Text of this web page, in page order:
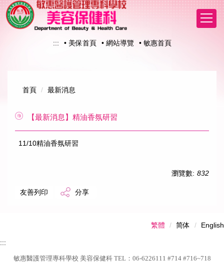
跳
到
主
::: • 美保首頁 • 網站導覽 • 敏惠首頁
首頁 最新消息
【最新消息】精油香氛研習
11/10精油香氛研習
瀏覽數: 832
友善列印 分享
繁體 简体 English
:::
敏惠醫護管理專科學校 美容保健科 TEL：06-6226111 #714 #716~718